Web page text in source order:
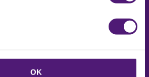
OK
Vastuullisuus
Ympäristöohjelma